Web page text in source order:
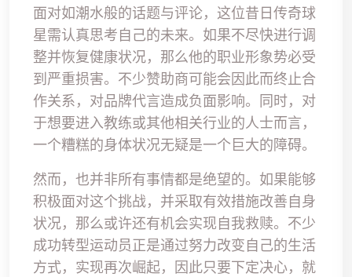
面对如潮水般的话题与评论，这位昔日传奇球
星需认真思考自己的未来。如果不尽快进行调
整并恢复健康状况，那么他的职业形象势必受
到严重损害。不少赞助商可能会因此而终止合
作关系，对品牌代言造成负面影响。同时，对
于想要进入教练或其他相关行业的人士而言，
一个糟糕的身体状况无疑是一个巨大的障碍。
然而，也并非所有事情都是绝望的。如果能够
积极面对这个挑战，并采取有效措施改善自身
状况，那么或许还有机会实现自我救赎。不少
成功转型运动员正是通过努力改变自己的生活
方式，实现再次崛起，因此只要下定决心，就